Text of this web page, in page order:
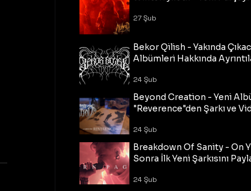
27 Şub
Bekor Qilish - Yakında
Albümleri Hakkında
24 Şub
Beyond Creation - Yeni
"Reverence"den Şarkı ve
24 Şub
Breakdown Of Sanity - On
Sonra İlk Yeni Şarkısını
24 Şub